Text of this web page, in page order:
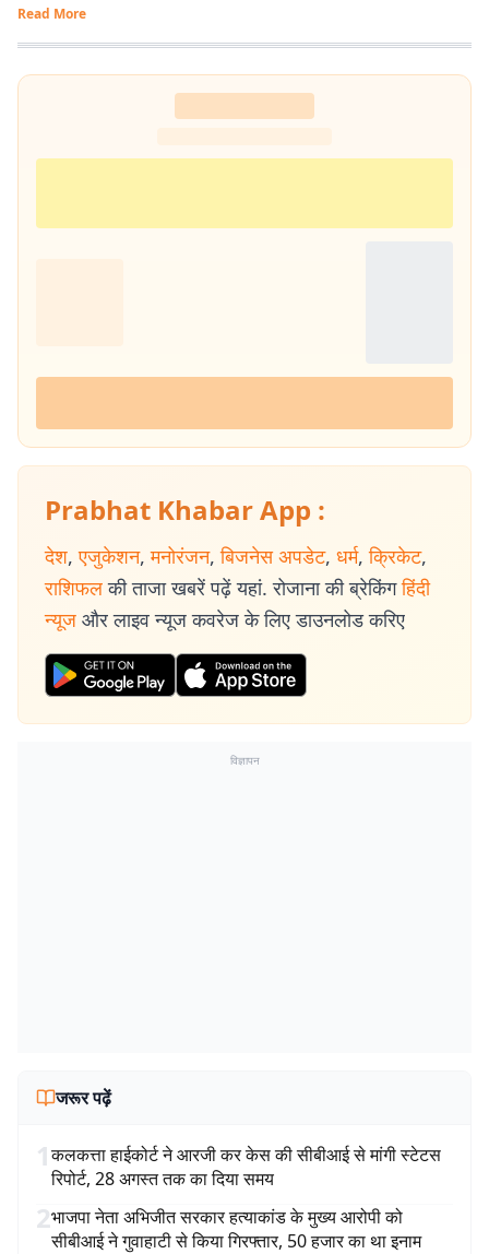
Read More
Prabhat Khabar App :
देश, एजुकेशन, मनोरंजन, बिजनेस अपडेट, धर्म, क्रिकेट,
राशिफल की ताजा खबरें पढ़ें यहां. रोजाना की ब्रेकिंग हिंदी
न्यूज और लाइव न्यूज कवरेज के लिए डाउनलोड करिए
विज्ञापन
जरूर पढ़ें
1कलकत्ता हाईकोर्ट ने आरजी कर केस की सीबीआई से मांगी स्टेटस
रिपोर्ट, 28 अगस्त तक का दिया समय
2भाजपा नेता अभिजीत सरकार हत्याकांड के मुख्य आरोपी को
सीबीआई ने गुवाहाटी से किया गिरफ्तार, 50 हजार का था इनाम